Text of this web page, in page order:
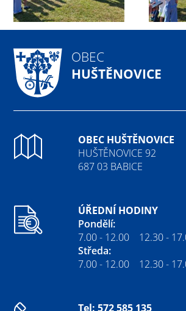
OBEC
HUŠTĚNOVICE
OBEC HUŠTĚNOVICE
HUŠTĚNOVICE 92
687 03 BABICE
ÚŘEDNÍ HODINY
Pondělí:
7.00 - 12.00 12.30 -
Středa:
7.00 - 12.00 12.30 -
Tel: 572 585 135